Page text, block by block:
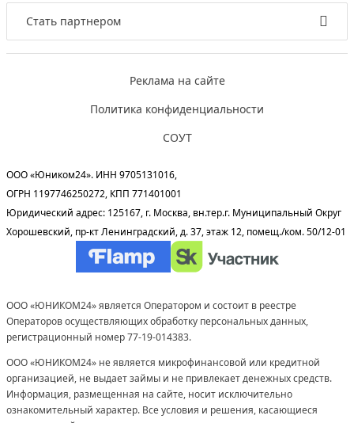
Стать партнером
Реклама на сайте
Политика конфиденциальности
СОУТ
ООО «Юником24». ИНН 9705131016,
ОГРН 1197746250272, КПП 771401001
Юридический адрес: 125167, г. Москва, вн.тер.г. Муниципальный Округ
Хорошевский, пр-кт Ленинградский, д. 37, этаж 12, помещ./ком. 50/12-01
ООО «ЮНИКОМ24» является Оператором и состоит в реестре
Операторов осуществляющих обработку персональных данных,
регистрационный номер 77-19-014383.
ООО «ЮНИКОМ24» не является микрофинансовой или кредитной
организацией, не выдает займы и не привлекает денежных средств.
Информация, размещенная на сайте, носит исключительно
ознакомительный характер. Все условия и решения, касающиеся